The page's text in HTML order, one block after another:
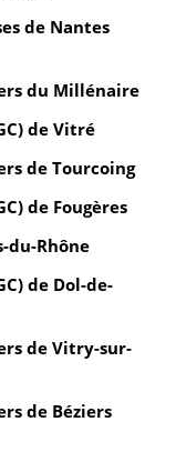
de Nantes
du Millénaire
de Vitré
de Tourcoing
de Fougères
du-Rhône
de Dol-de-
de Vitry-sur-
de Béziers